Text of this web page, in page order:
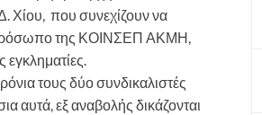
Χίου, που συνεχίζουν να
της ΚΟΙΝΣΕΠ ΑΚΜΗ,
εγκληματίες.
τους δύο συνδικαλιστές
αυτά, εξ αναβολής δικάζονται